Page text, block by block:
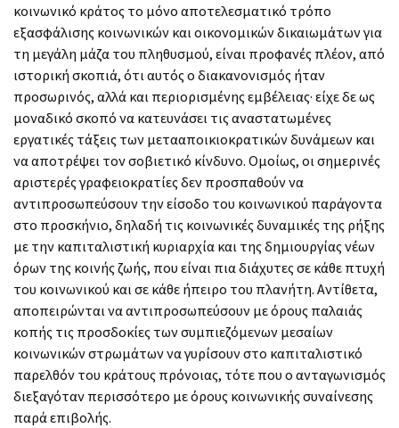
κοινωνικό κράτος το μόνο αποτελεσματικό τρόπο
εξασφάλισης κοινωνικών και οικονομικών δικαιωμάτων για
τη μεγάλη μάζα του πληθυσμού, είναι προφανές πλέον, από
ιστορική σκοπιά, ότι αυτός ο διακανονισμός ήταν
προσωρινός, αλλά και περιορισμένης εμβέλειας· είχε δε ως
μοναδικό σκοπό να κατευνάσει τις αναστατωμένες
εργατικές τάξεις των μετααποικιοκρατικών δυνάμεων και
να αποτρέψει τον σοβιετικό κίνδυνο. Ομοίως, οι σημερινές
αριστερές γραφειοκρατίες δεν προσπαθούν να
αντιπροσωπεύσουν την είσοδο του κοινωνικού παράγοντα
στο προσκήνιο, δηλαδή τις κοινωνικές δυναμικές της ρήξης
με την καπιταλιστική κυριαρχία και της δημιουργίας νέων
όρων της κοινής ζωής, που είναι πια διάχυτες σε κάθε πτυχή
του κοινωνικού και σε κάθε ήπειρο του πλανήτη. Αντίθετα,
αποπειρώνται να αντιπροσωπεύσουν με όρους παλαιάς
κοπής τις προσδοκίες των συμπιεζόμενων μεσαίων
κοινωνικών στρωμάτων να γυρίσουν στο καπιταλιστικό
παρελθόν του κράτους πρόνοιας, τότε που ο ανταγωνισμός
διεξαγόταν περισσότερο με όρους κοινωνικής συναίνεσης
παρά επιβολής.